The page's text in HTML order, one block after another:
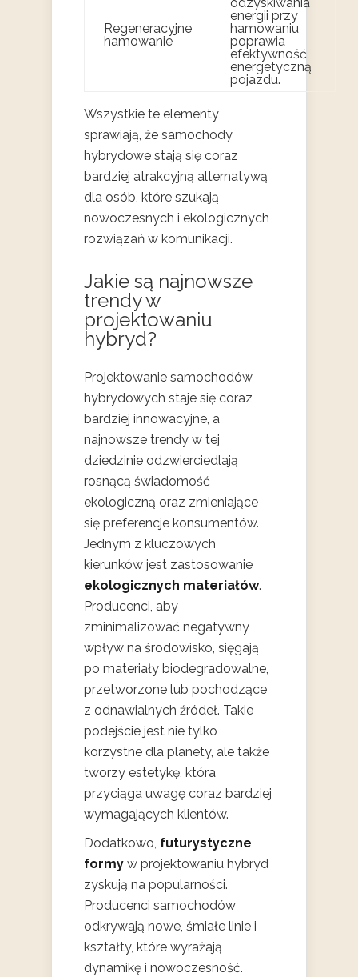
Regeneracyjne
hamowanie
odzyskiwania
energii przy
hamowaniu
poprawia
efektywność
energetyczną
pojazdu.
Wszystkie te elementy
sprawiają, że samochody
hybrydowe stają się coraz
bardziej atrakcyjną alternatywą
dla osób, które szukają
nowoczesnych i ekologicznych
rozwiązań w komunikacji.
Jakie są najnowsze
trendy w
projektowaniu
hybryd?
Projektowanie samochodów
hybrydowych staje się coraz
bardziej innowacyjne, a
najnowsze trendy w tej
dziedzinie odzwierciedlają
rosnącą świadomość
ekologiczną oraz zmieniające
się preferencje konsumentów.
Jednym z kluczowych
kierunków jest zastosowanie
ekologicznych materiałów.
Producenci, aby
zminimalizować negatywny
wpływ na środowisko, sięgają
po materiały biodegradowalne,
przetworzone lub pochodzące
z odnawialnych źródeł. Takie
podejście jest nie tylko
korzystne dla planety, ale także
tworzy estetykę, która
przyciąga uwagę coraz bardziej
wymagających klientów.
Dodatkowo, futurystyczne
formy w projektowaniu hybryd
zyskują na popularności.
Producenci samochodów
odkrywają nowe, śmiałe linie i
kształty, które wyrażają
dynamikę i nowoczesność.